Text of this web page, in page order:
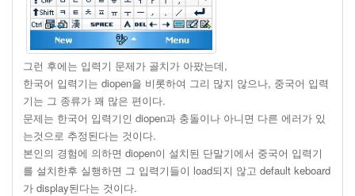
그런 후에는 입력기 문제가 골치가 아팠는데,
한국어 입력기는 diopen을 비롯하여 그리 많지 않으나, 중국어 입력
기는 그 종류가 꽤 많은 편이다.
문제는 한국어 입력기인 diopen과 충돌이나 아니면 다른 에러가 있
는것으로 추정된다는 것이다.
본인의 경험에 의하면 diopen이 설치된 단말기에서 중국어 입력기
를 설치한후 실행하면 그 입력기들이 load되지 않고 default keboard
가 display된다는 것이다.